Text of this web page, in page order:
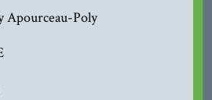
Apourceau-Poly